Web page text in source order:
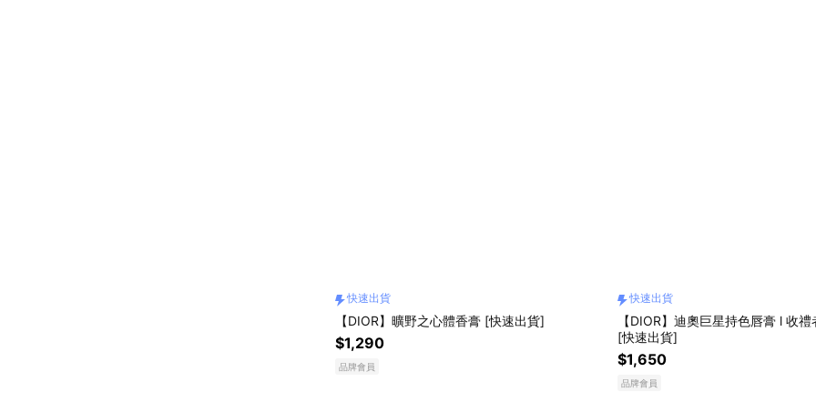
快速出貨
【DIOR】曠野之心體香膏 [快速出貨]
$1,290
品牌會員
快速出貨
【DIOR】迪奧巨星持色唇膏 l 收
[快速出貨]
$1,650
品牌會員